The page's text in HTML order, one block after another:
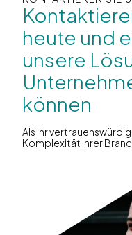
heute und
unsere
können
Als Ihr
Komplexität Ihrer